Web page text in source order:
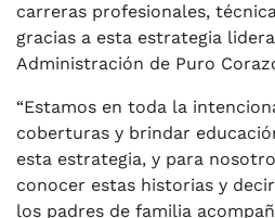
carreras profesionales,
gracias a esta estrategia
Administración de Puro
“Estamos en toda la
coberturas y brindar
esta estrategia, y para
conocer estas historias y
los padres de familia